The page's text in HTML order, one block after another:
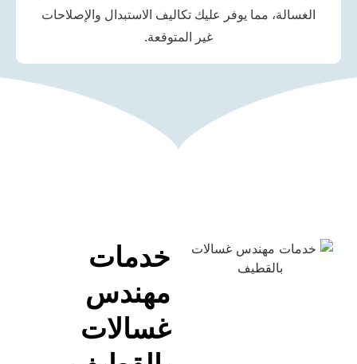
مما يوفر عليك تكاليف الاستبدال والإصلاحات
خدمات
مهندس
غسالات